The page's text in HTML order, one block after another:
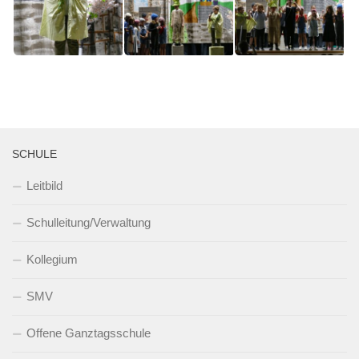
SCHULE
Leitbild
Schulleitung/Verwaltung
Kollegium
SMV
Offene Ganztagsschule